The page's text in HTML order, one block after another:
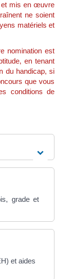
et mis en œuvre
ne soient
matériels et
nomination est
en tenant
du handicap, si
que vous
conditions de
grade et
et aides